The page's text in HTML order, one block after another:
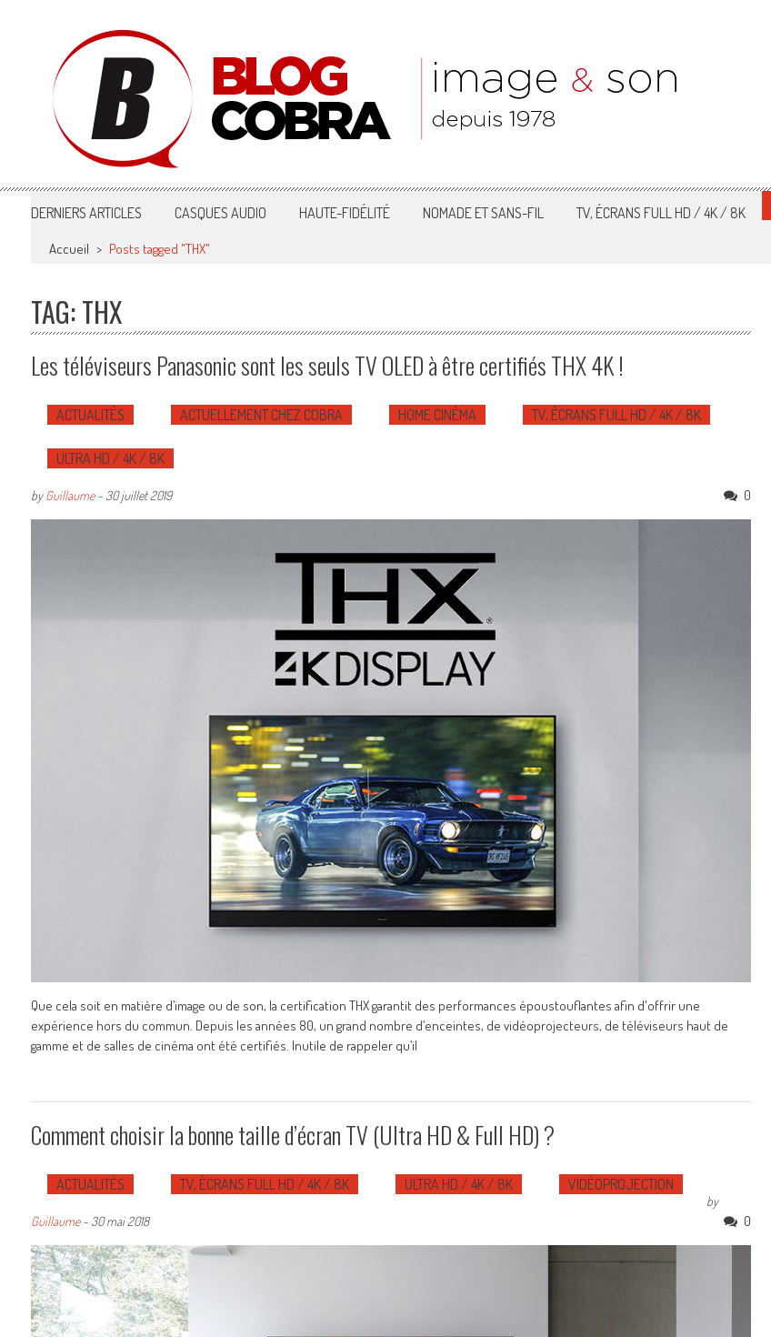
Blog Cobra
Toute l'actu Image & Son !
DERNIERS ARTICLES CASQUES AUDIO HAUTE-FIDÉLITÉ NOMADE ET SANS-FIL TV, ÉCRANS FULL HD / 4K / 8K
Accueil > Posts tagged "THX"
TAG: THX
Les téléviseurs Panasonic sont les seuls TV OLED à être certifiés THX 4K !
ACTUALITÉS ACTUELLEMENT CHEZ COBRA HOME CINÉMA TV, ÉCRANS FULL HD / 4K / 8K
ULTRA HD / 4K / 8K
byGuillaume- 30 juillet 2019 0
Que cela soit en matière d’image ou de son, la certification THX garantit des performances époustouflantes afin d'offrir une
expérience hors du commun. Depuis les années 80, un grand nombre d’enceintes, de vidéoprojecteurs, de téléviseurs haut de
gamme et de salles de cinéma ont été certifiés. Inutile de rappeler qu’il
Comment choisir la bonne taille d’écran TV (Ultra HD & Full HD) ?
ACTUALITÉS TV, ÉCRANS FULL HD / 4K / 8K ULTRA HD / 4K / 8K VIDÉOPROJECTION
by
Guillaume- 30 mai 2018 0